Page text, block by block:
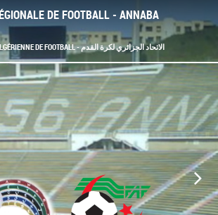
DE FOOTBALL - ANNABA
FÉDÉRATION ALGÉRIENNE DE FOOTBALL - الاتحاد الجزائري لكرة القدم